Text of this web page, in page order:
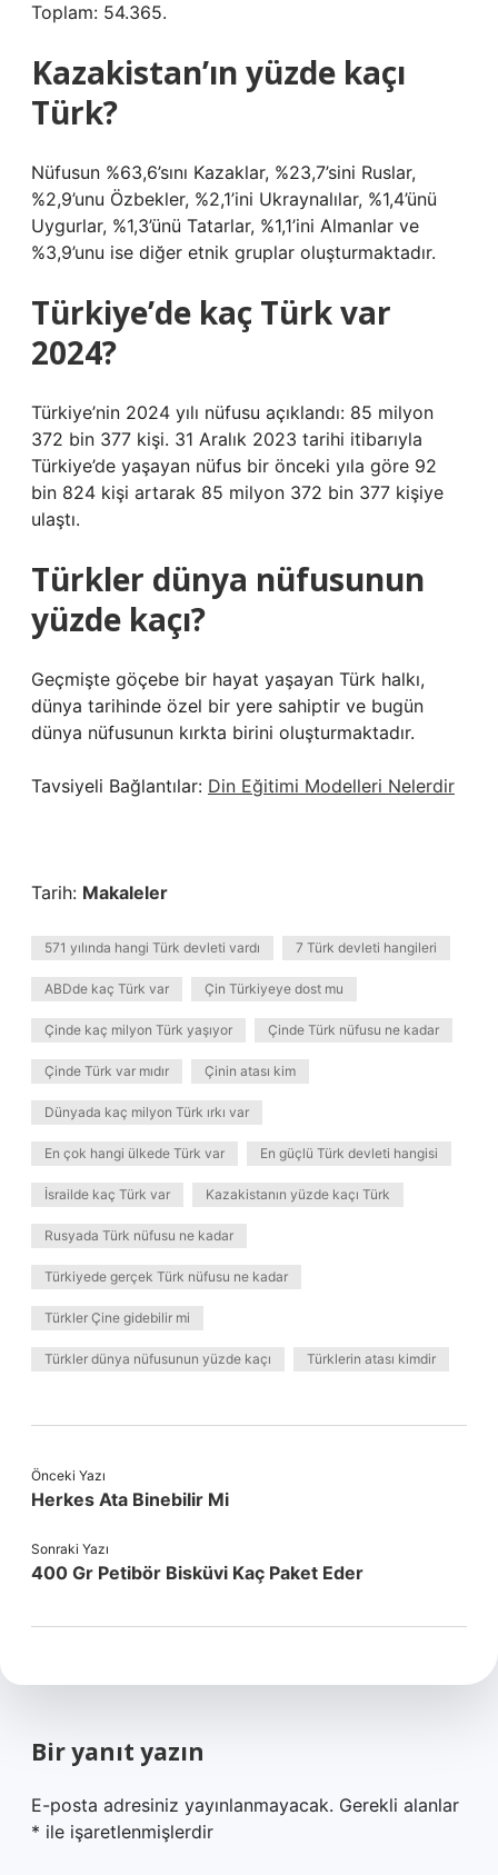
Toplam: 54.365.
Kazakistan’ın yüzde kaçı
Türk?
Nüfusun %63,6’sını Kazaklar, %23,7’sini Ruslar,
%2,9’unu Özbekler, %2,1’ini Ukraynalılar, %1,4’ünü
Uygurlar, %1,3’ünü Tatarlar, %1,1’ini Almanlar ve
%3,9’unu ise diğer etnik gruplar oluşturmaktadır.
Türkiye’de kaç Türk var
2024?
Türkiye’nin 2024 yılı nüfusu açıklandı: 85 milyon
372 bin 377 kişi. 31 Aralık 2023 tarihi itibarıyla
Türkiye’de yaşayan nüfus bir önceki yıla göre 92
bin 824 kişi artarak 85 milyon 372 bin 377 kişiye
ulaştı.
Türkler dünya nüfusunun
yüzde kaçı?
Geçmişte göçebe bir hayat yaşayan Türk halkı,
dünya tarihinde özel bir yere sahiptir ve bugün
dünya nüfusunun kırkta birini oluşturmaktadır.
Tavsiyeli Bağlantılar: Din Eğitimi Modelleri Nelerdir
Tarih: Makaleler
571 yılında hangi Türk devleti vardı 7 Türk devleti hangileri
ABDde kaç Türk var Çin Türkiyeye dost mu
Çinde kaç milyon Türk yaşıyor Çinde Türk nüfusu ne kadar
Çinde Türk var mıdır Çinin atası kim
Dünyada kaç milyon Türk ırkı var
En çok hangi ülkede Türk var En güçlü Türk devleti hangisi
İsrailde kaç Türk var Kazakistanın yüzde kaçı Türk
Rusyada Türk nüfusu ne kadar
Türkiyede gerçek Türk nüfusu ne kadar
Türkler Çine gidebilir mi
Türkler dünya nüfusunun yüzde kaçı Türklerin atası kimdir
Önceki Yazı
Herkes Ata Binebilir Mi
Sonraki Yazı
400 Gr Petibör Bisküvi Kaç Paket Eder
Bir yanıt yazın
E-posta adresiniz yayınlanmayacak. Gerekli alanlar
* ile işaretlenmişlerdir